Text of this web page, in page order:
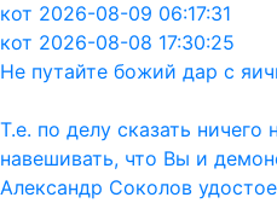
кот 2026-08-09 06:17:31
кот 2026-08-08 17:30:25
Не путайте божий дар с
Т.е. по делу сказать
навешивать, что Вы и
Александр Соколов